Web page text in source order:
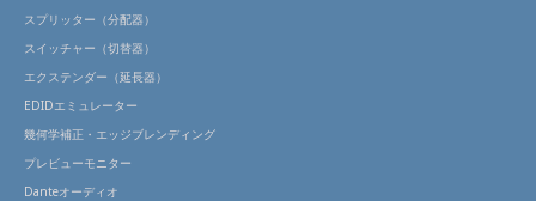
スプリッター（分配器）
スイッチャー（切替器）
エクステンダー（延長器）
EDIDエミュレーター
幾何学補正・エッジブレンディング
プレビューモニター
Danteオーディオ